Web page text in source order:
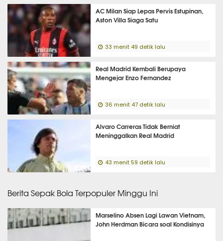
AC Milan Siap Lepas Pervis Estupinan,
Aston Villa Siaga Satu
33 menit 49 detik lalu
Real Madrid Kembali Berupaya
Mengejar Enzo Fernandez
36 menit 47 detik lalu
Alvaro Carreras Tidak Berniat
Meninggalkan Real Madrid
43 menit 59 detik lalu
Berita Sepak Bola Terpopuler Minggu Ini
Marselino Absen Lagi Lawan Vietnam,
John Herdman Bicara soal Kondisinya